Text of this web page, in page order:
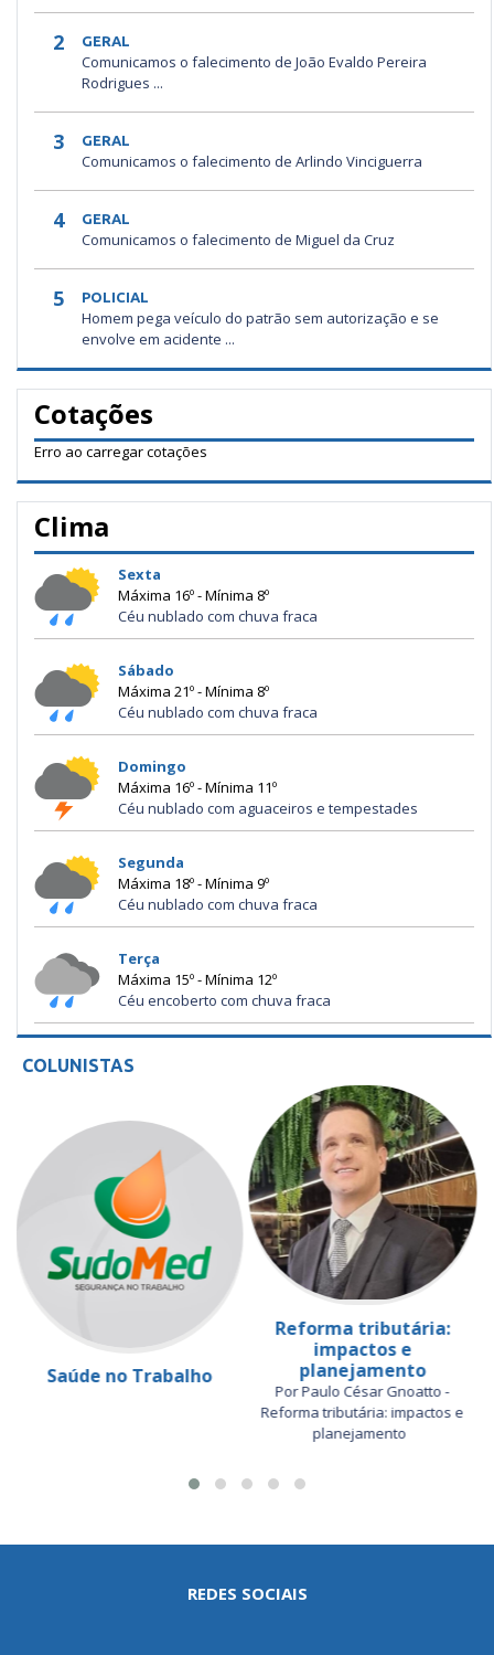
2 GERAL
Comunicamos o falecimento de João Evaldo Pereira
Rodrigues ...
3 GERAL
Comunicamos o falecimento de Arlindo Vinciguerra
4 GERAL
Comunicamos o falecimento de Miguel da Cruz
5 POLICIAL
Homem pega veículo do patrão sem autorização e se
envolve em acidente ...
Cotações
Erro ao carregar cotações
Clima
Sexta
Máxima 16º - Mínima 8º
Céu nublado com chuva fraca
Sábado
Máxima 21º - Mínima 8º
Céu nublado com chuva fraca
Domingo
Máxima 16º - Mínima 11º
Céu nublado com aguaceiros e tempestades
Segunda
Máxima 18º - Mínima 9º
Céu nublado com chuva fraca
Terça
Máxima 15º - Mínima 12º
Céu encoberto com chuva fraca
COLUNISTAS
Saúde no Trabalho
Reforma tributária:
impactos e
planejamento
Por Paulo César Gnoatto -
Reforma tributária: impactos e
planejamento
REDES SOCIAIS